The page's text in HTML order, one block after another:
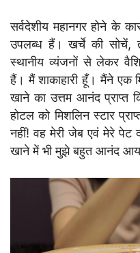
सर्वदेशीय महानगर होने के
उपलब्ध हैं। खर्चे की सोचें,
स्थानीय व्यंजनों से लेकर
हैं। मैं शाकाहारी हूँ। मैंने एक
खाने का उत्तम आनंद प्राप्त
होटल को मिशलिन स्टार
नहीं! वह मेरी जेब एवं मेरे पेट
खाने में भी मुझे बहुत आनंद